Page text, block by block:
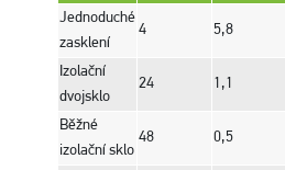
Jednoduché
zasklení
4 5,8
Izolační
dvojsklo
24 1,1
Běžné
izolační sklo
48 0,5